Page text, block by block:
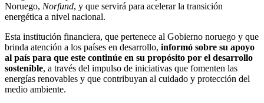
Noruego, Norfund, y que servirá para acelerar la transición
energética a nivel nacional.
Esta institución financiera, que pertenece al Gobierno noruego y que
brinda atención a los países en desarrollo, informó sobre su apoyo
al país para que este continúe en su propósito por el desarrollo
sostenible, a través del impulso de iniciativas que fomenten las
energías renovables y que contribuyan al cuidado y protección del
medio ambiente.